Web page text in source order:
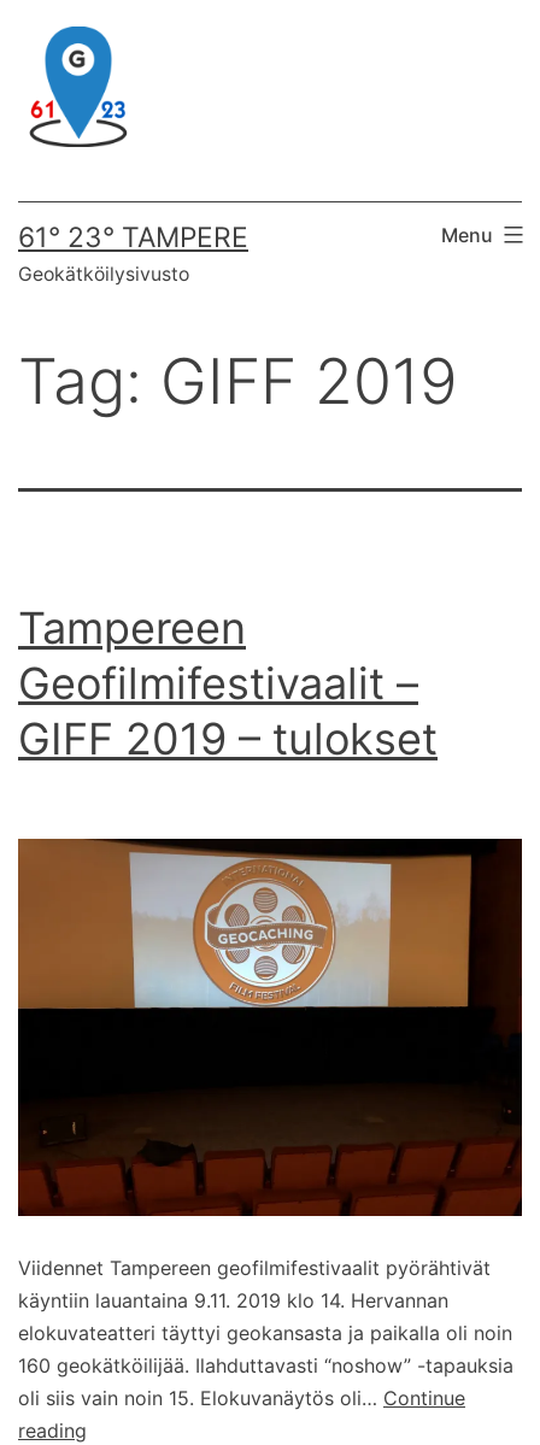
content
61° 23° TAMPERE
Geokätköilysivusto
Menu
Tag: GIFF 2019
Tampereen
Geofilmifestivaalit –
GIFF 2019 – tulokset
Viidennet Tampereen geofilmifestivaalit pyörähtivät
käyntiin lauantaina 9.11. 2019 klo 14. Hervannan
elokuvateatteri täyttyi geokansasta ja paikalla oli noin
160 geokätköilijää. Ilahduttavasti “noshow” -tapauksia
oli siis vain noin 15. Elokuvanäytös oli… Continue
reading